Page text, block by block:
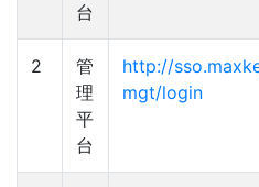
台
2
管
理
平
台
http://
mgt/login